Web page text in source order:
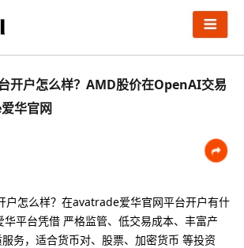
开户怎么样？AMD股价在OpenAI交易
华官网
户怎么样？在avatrade爱华官网平台开户有什
平台凭借 ‌严格监管、低交易成本、丰富产
务‌，适合货币对、股票、加密货币‌ 等投资